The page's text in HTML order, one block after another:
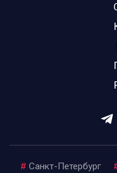
# Санкт-Петербург